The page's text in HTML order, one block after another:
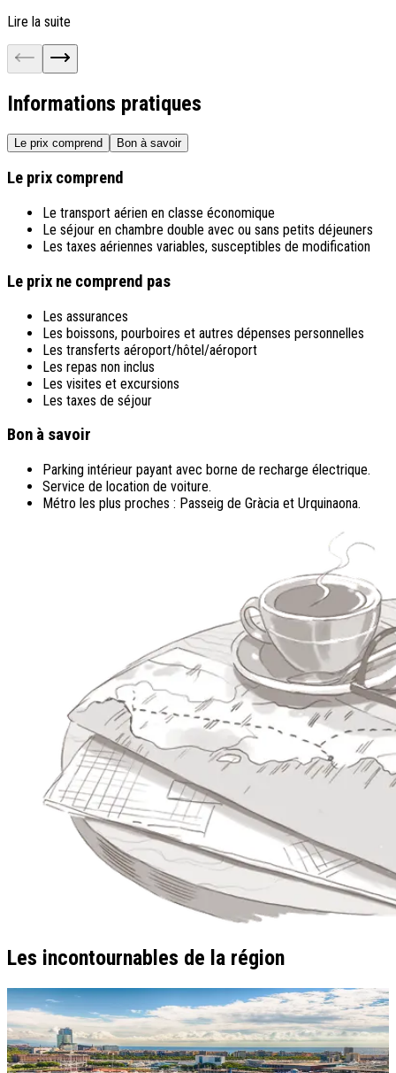
Lire la suite
Informations pratiques
Le prix comprend Bon à savoir
Le prix comprend
Le transport aérien en classe économique
Le séjour en chambre double avec ou sans petits déjeuners
Les taxes aériennes variables, susceptibles de modification
Le prix ne comprend pas
Les assurances
Les boissons, pourboires et autres dépenses personnelles
Les transferts aéroport/hôtel/aéroport
Les repas non inclus
Les visites et excursions
Les taxes de séjour
Bon à savoir
Parking intérieur payant avec borne de recharge électrique.
Service de location de voiture.
Métro les plus proches : Passeig de Gràcia et Urquinaona.
Les incontournables de la région